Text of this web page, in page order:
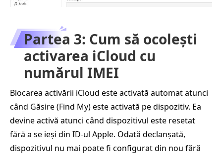
Partea 3: Cum să ocolești
activarea iCloud cu
numărul IMEI
Blocarea activării iCloud este activată automat atunci
când Găsire (Find My) este activată pe dispozitiv. Ea
devine activă atunci când dispozitivul este resetat
fără a se ieși din ID-ul Apple. Odată declanșată,
dispozitivul nu mai poate fi configurat din nou fără